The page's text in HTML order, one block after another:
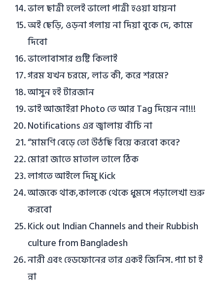
ভাল ছাত্রী হলেই ভালো পাত্রী হওয়া যায়না
অই ছেড়ি, ওড়না গলায় না দিয়া বুকে দে, কামে
দিবো
ভালোবাসার গুষ্টি কিলাই
গরম যখন চরমে, লাভ কী, করে শরমে?
আসুন হই টারজান
ভাই আজাইরা Photo তে আর Tag দিয়েন না!!!
Notifications এর জ্বালায় বাঁচি না
“মামণি বেড়ে তো উঠছি বিয়ে করবো কবে?
মোরা জাতে মাতাল তালে ঠিক
লাগতে আইলে দিমু Kick
আজকে থাক,কালকে থেকে ধুমসে পড়ালেখা শুরু
করবো
Kick out Indian Channels and their Rubbish
culture from Bangladesh
নারী এবং হেডফোনের তার একই জিনিস. প্যা চা ই
ন্না